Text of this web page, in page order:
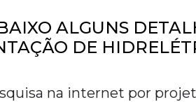
ALGUNS
DE
na internet por